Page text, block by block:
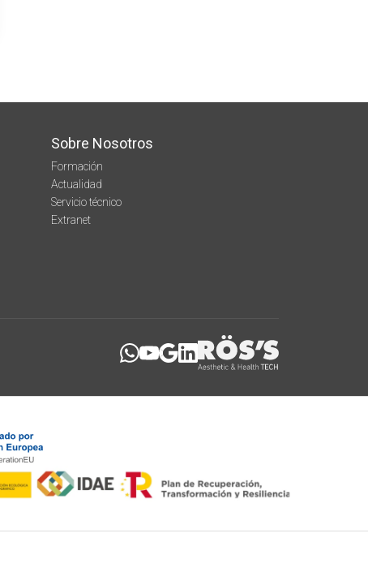
Sobre Nosotros
Formación
Actualidad
Servicio técnico
Extranet